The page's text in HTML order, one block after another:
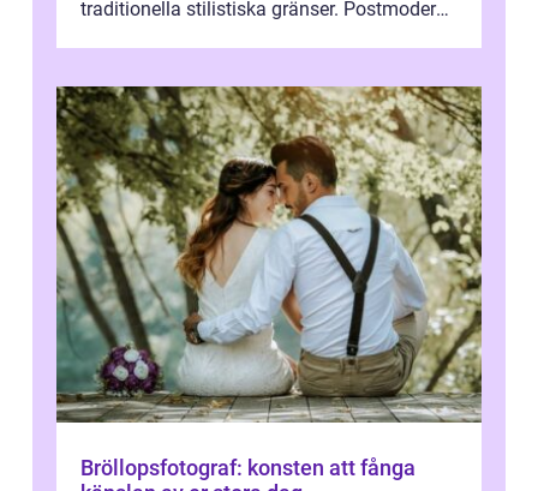
traditionella stilistiska gränser. Postmodern
Bröllopsfotograf: konsten att fånga